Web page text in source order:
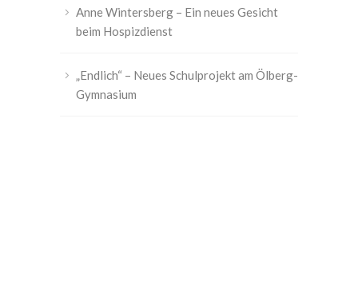
Anne Wintersberg – Ein neues Gesicht
beim Hospizdienst
„Endlich“ – Neues Schulprojekt am Ölberg-
Gymnasium